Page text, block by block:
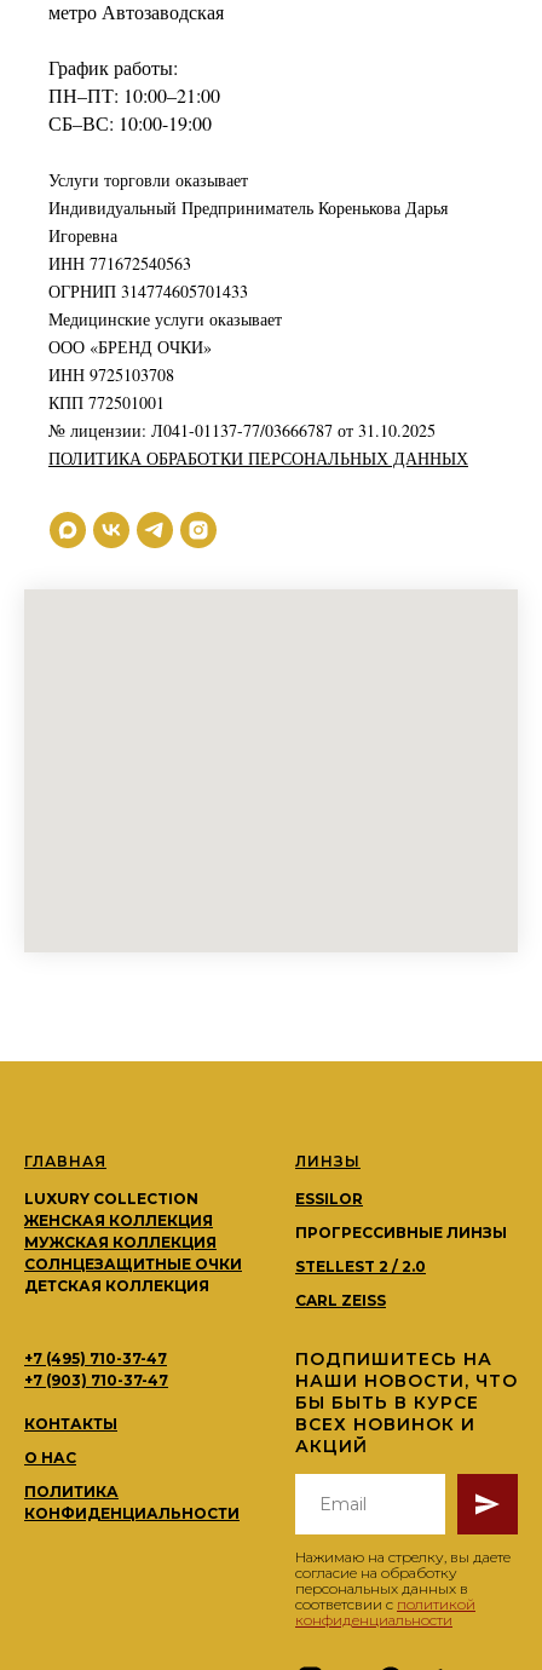
метро Автозаводская
График работы:
ПН–ПТ: 10:00–21:00
СБ–ВС: 10:00-19:00
Услуги торговли оказывает
Индивидуальный Предприниматель Коренькова Дарья
Игоревна
ИНН 771672540563
ОГРНИП 314774605701433
Медицинские услуги оказывает
ООО «БРЕНД ОЧКИ»
ИНН 9725103708
КПП 772501001
№ лицензии: Л041-01137-77/03666787 от 31.10.2025
ПОЛИТИКА ОБРАБОТКИ ПЕРСОНАЛЬНЫХ ДАННЫХ
ГЛАВНАЯ
LUXURY COLLECTION
ЖЕНСКАЯ КОЛЛЕКЦИЯ
МУЖСКАЯ КОЛЛЕКЦИЯ
СОЛНЦЕЗАЩИТНЫЕ ОЧКИ
ДЕТСКАЯ КОЛЛЕКЦИЯ
ЛИНЗЫ
ESSILOR
ПРОГРЕССИВНЫЕ ЛИНЗЫ
STELLEST 2 / 2.0
CARL ZEISS
+7 (495) 710-37-47
+7 (903) 710-37-47
КОНТАКТЫ
О НАС
ПОЛИТИКА
КОНФИДЕНЦИАЛЬНОСТИ
ПОДПИШИТЕСЬ НА
НАШИ НОВОСТИ, ЧТО
БЫ БЫТЬ В КУРСЕ
ВСЕХ НОВИНОК И
АКЦИЙ
Нажимаю на стрелку, вы даете
согласие на обработку
персональных данных в
соответсвии с политикой
конфиденциальности